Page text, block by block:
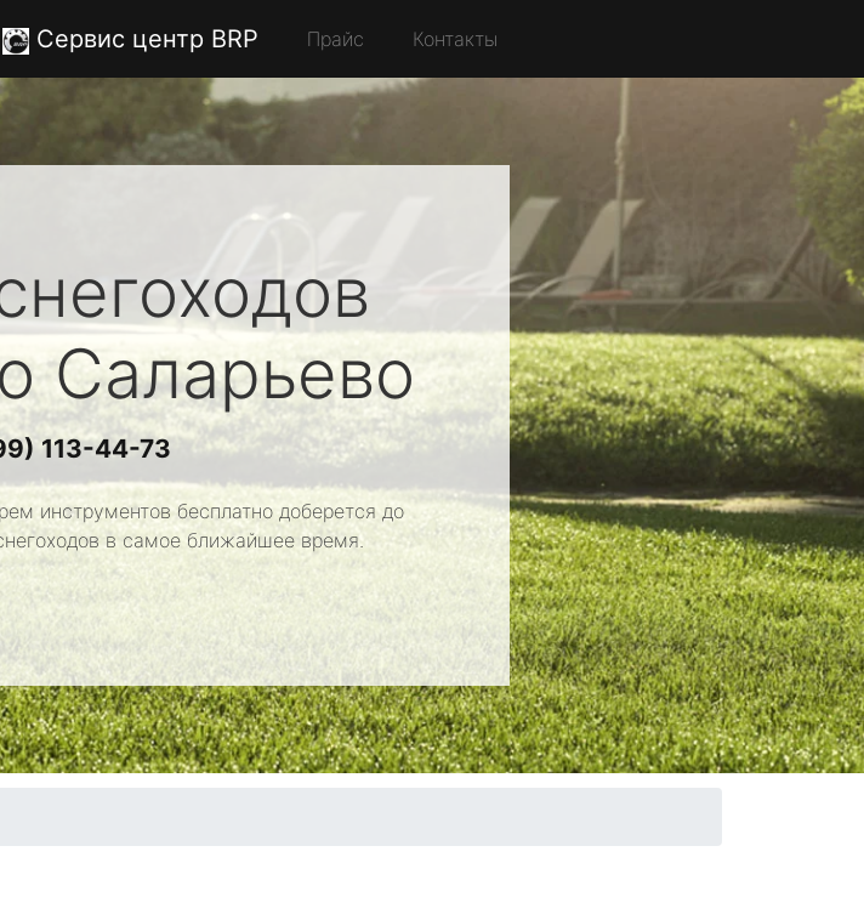
Сервис центр BRP Прайс Контакты
Саларьево
113-44-73
инструментов бесплатно доберется до
в самое ближайшее время.